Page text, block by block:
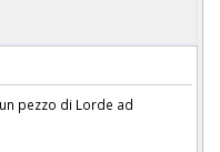
pezzo di Lorde ad